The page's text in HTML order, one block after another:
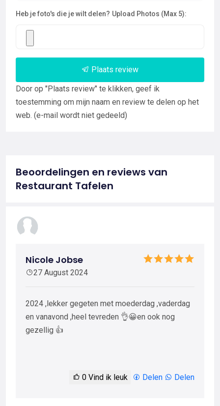
Heb je foto's die je wilt delen? Upload Photos (Max 5):
Plaats review
Door op "Plaats review" te klikken, geef ik
toestemming om mijn naam en review te delen op het
web. (e-mail wordt niet gedeeld)
Beoordelingen en reviews van
Restaurant Tafelen
Nicole Jobse
27 August 2024
2024 ,lekker gegeten met moederdag ,vaderdag
en vanavond ,heel tevreden 👌😀en ook nog
gezellig 👍
0 Vind ik leuk Delen Delen